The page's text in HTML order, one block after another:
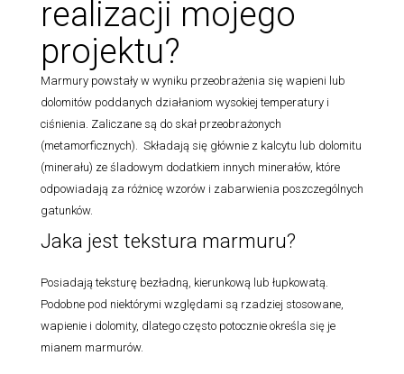
realizacji mojego
projektu?
Marmury powstały w wyniku przeobrażenia się wapieni lub
dolomitów poddanych działaniom wysokiej temperatury i
ciśnienia. Zaliczane są do skał przeobrażonych
(metamorficznych). Składają się głównie z kalcytu lub dolomitu
(minerału) ze śladowym dodatkiem innych minerałów, które
odpowiadają za różnicę wzorów i zabarwienia poszczególnych
gatunków.
Jaka jest tekstura marmuru?
Posiadają teksturę bezładną, kierunkową lub łupkowatą.
Podobne pod niektórymi względami są rzadziej stosowane,
wapienie i dolomity, dlatego często potocznie określa się je
mianem marmurów.